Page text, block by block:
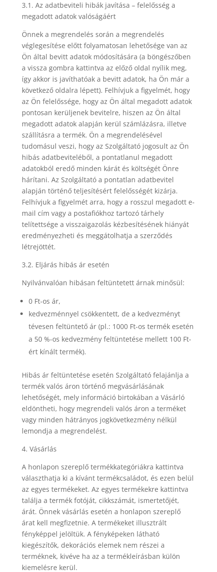
3.1. Az adatbeviteli hibák javítása – felelősség a
megadott adatok valóságáért
Önnek a megrendelés során a megrendelés
véglegesítése előtt folyamatosan lehetősége van az
Ön által bevitt adatok módosítására (a böngészőben
a vissza gombra kattintva az előző oldal nyílik meg,
így akkor is javíthatóak a bevitt adatok, ha Ön már a
következő oldalra lépett). Felhívjuk a figyelmét, hogy
az Ön felelőssége, hogy az Ön által megadott adatok
pontosan kerüljenek bevitelre, hiszen az Ön által
megadott adatok alapján kerül számlázásra, illetve
szállításra a termék. Ön a megrendelésével
tudomásul veszi, hogy az Szolgáltató jogosult az Ön
hibás adatbeviteléből, a pontatlanul megadott
adatokból eredő minden kárát és költségét Önre
hárítani. Az Szolgáltató a pontatlan adatbevitel
alapján történő teljesítésért felelősségét kizárja.
Felhívjuk a figyelmét arra, hogy a rosszul megadott e-
mail cím vagy a postafiókhoz tartozó tárhely
telítettsége a visszaigazolás kézbesítésének hiányát
eredményezheti és meggátolhatja a szerződés
létrejöttét.
3.2. Eljárás hibás ár esetén
Nyilvánvalóan hibásan feltüntetett árnak minősül:
0 Ft-os ár,
kedvezménnyel csökkentett, de a kedvezményt
tévesen feltüntető ár (pl.: 1000 Ft-os termék esetén
a 50 %-os kedvezmény feltüntetése mellett 100 Ft-
ért kínált termék).
Hibás ár feltüntetése esetén Szolgáltató felajánlja a
termék valós áron történő megvásárlásának
lehetőségét, mely információ birtokában a Vásárló
eldöntheti, hogy megrendeli valós áron a terméket
vagy minden hátrányos jogkövetkezmény nélkül
lemondja a megrendelést.
4. Vásárlás
A honlapon szereplő termékkategóriákra kattintva
választhatja ki a kívánt termékcsaládot, és ezen belül
az egyes termékeket. Az egyes termékekre kattintva
találja a termék fotóját, cikkszámát, ismertetőjét,
árát. Önnek vásárlás esetén a honlapon szereplő
árat kell megfizetnie. A termékeket illusztrált
fényképpel jelöltük. A fényképeken látható
kiegészítők, dekorációs elemek nem részei a
terméknek, kivéve ha az a termékleírásban külön
kiemelésre kerül.